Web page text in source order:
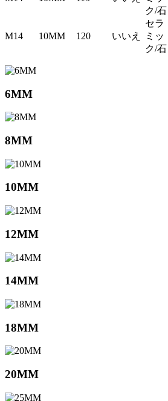
ク/石
M14 10MM 120 いいえ
セラ
ミッ
ク/石
6MM
8MM
10MM
12MM
14MM
18MM
20MM